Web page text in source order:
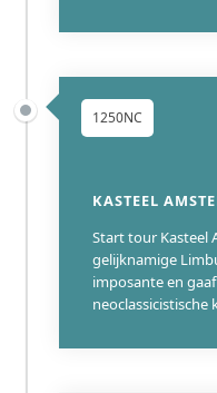
1250NC
KASTEEL
Start tour Kasteel
gelijknamige
imposante en